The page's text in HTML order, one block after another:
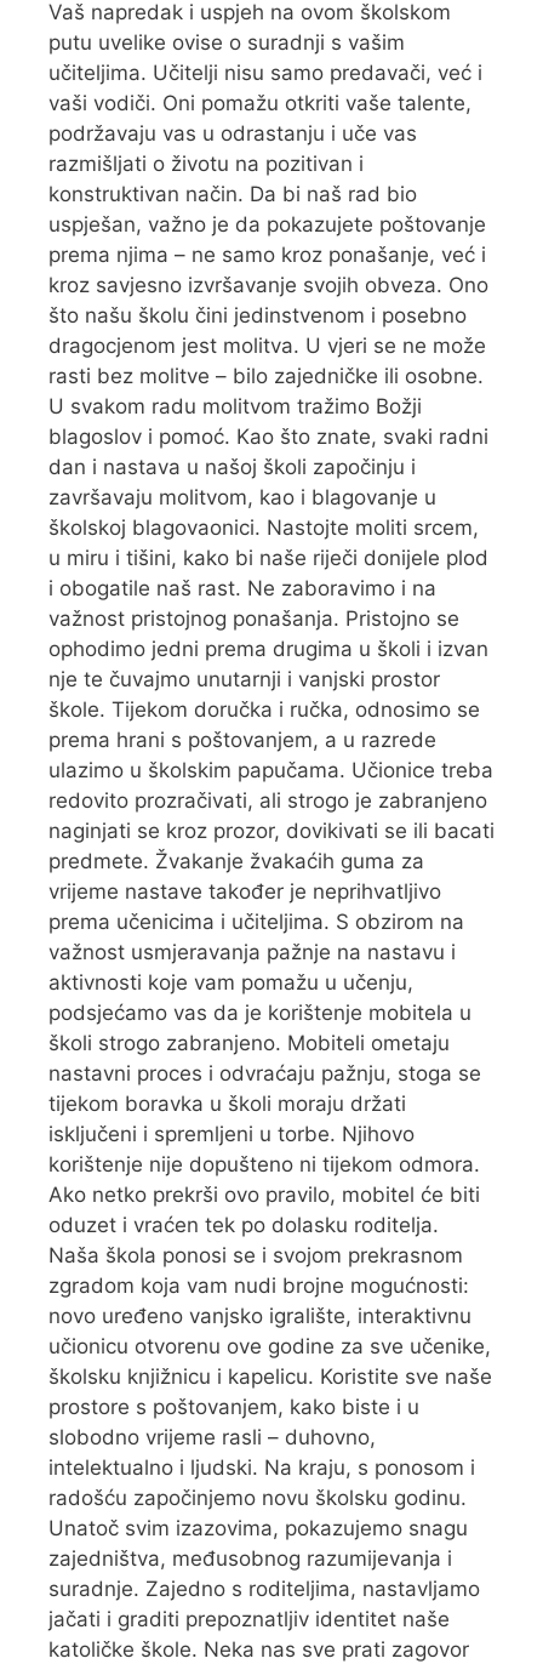
Vaš napredak i uspjeh na ovom školskom
putu uvelike ovise o suradnji s vašim
učiteljima. Učitelji nisu samo predavači, već i
vaši vodiči. Oni pomažu otkriti vaše talente,
podržavaju vas u odrastanju i uče vas
razmišljati o životu na pozitivan i
konstruktivan način. Da bi naš rad bio
uspješan, važno je da pokazujete poštovanje
prema njima – ne samo kroz ponašanje, već i
kroz savjesno izvršavanje svojih obveza. Ono
što našu školu čini jedinstvenom i posebno
dragocjenom jest molitva. U vjeri se ne može
rasti bez molitve – bilo zajedničke ili osobne.
U svakom radu molitvom tražimo Božji
blagoslov i pomoć. Kao što znate, svaki radni
dan i nastava u našoj školi započinju i
završavaju molitvom, kao i blagovanje u
školskoj blagovaonici. Nastojte moliti srcem,
u miru i tišini, kako bi naše riječi donijele plod
i obogatile naš rast. Ne zaboravimo i na
važnost pristojnog ponašanja. Pristojno se
ophodimo jedni prema drugima u školi i izvan
nje te čuvajmo unutarnji i vanjski prostor
škole. Tijekom doručka i ručka, odnosimo se
prema hrani s poštovanjem, a u razrede
ulazimo u školskim papučama. Učionice treba
redovito prozračivati, ali strogo je zabranjeno
naginjati se kroz prozor, dovikivati se ili bacati
predmete. Žvakanje žvakaćih guma za
vrijeme nastave također je neprihvatljivo
prema učenicima i učiteljima. S obzirom na
važnost usmjeravanja pažnje na nastavu i
aktivnosti koje vam pomažu u učenju,
podsjećamo vas da je korištenje mobitela u
školi strogo zabranjeno. Mobiteli ometaju
nastavni proces i odvraćaju pažnju, stoga se
tijekom boravka u školi moraju držati
isključeni i spremljeni u torbe. Njihovo
korištenje nije dopušteno ni tijekom odmora.
Ako netko prekrši ovo pravilo, mobitel će biti
oduzet i vraćen tek po dolasku roditelja.
Naša škola ponosi se i svojom prekrasnom
zgradom koja vam nudi brojne mogućnosti:
novo uređeno vanjsko igralište, interaktivnu
učionicu otvorenu ove godine za sve učenike,
školsku knjižnicu i kapelicu. Koristite sve naše
prostore s poštovanjem, kako biste i u
slobodno vrijeme rasli – duhovno,
intelektualno i ljudski. Na kraju, s ponosom i
radošću započinjemo novu školsku godinu.
Unatoč svim izazovima, pokazujemo snagu
zajedništva, međusobnog razumijevanja i
suradnje. Zajedno s roditeljima, nastavljamo
jačati i graditi prepoznatljiv identitet naše
katoličke škole. Neka nas sve prati zagovor